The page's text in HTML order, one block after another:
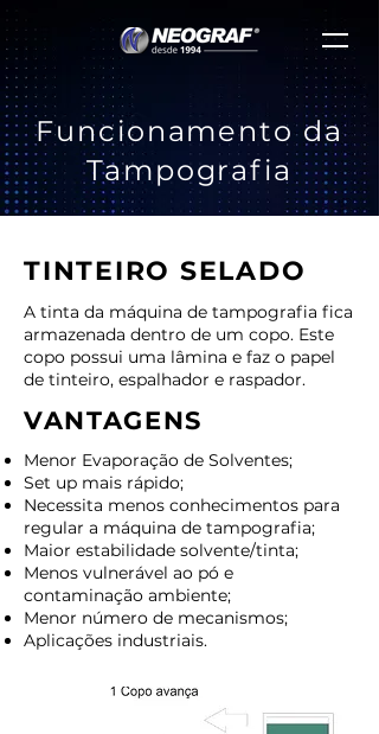
Funcionamento da
Tampografia
TINTEIRO SELADO
A tinta da máquina de tampografia fica
armazenada dentro de um copo. Este
copo possui uma lâmina e faz o papel
de tinteiro, espalhador e raspador.
VANTAGENS
Menor Evaporação de Solventes;
Set up mais rápido;
Necessita menos conhecimentos para
regular a máquina de tampografia;
Maior estabilidade solvente/tinta;
Menos vulnerável ao pó e
contaminação ambiente;
Menor número de mecanismos;
Aplicações industriais.